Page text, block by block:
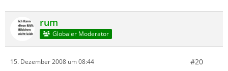
rum
Globaler Moderator
15. Dezember 2008 um 08:44 #20